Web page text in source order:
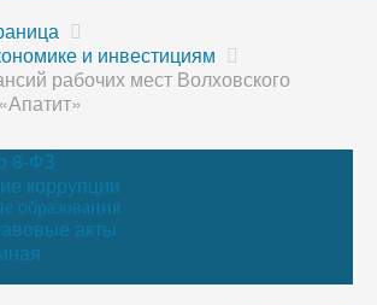
и инвестициям
рабочих мест Волховского
8-ФЗ
коррупции
образования
акты